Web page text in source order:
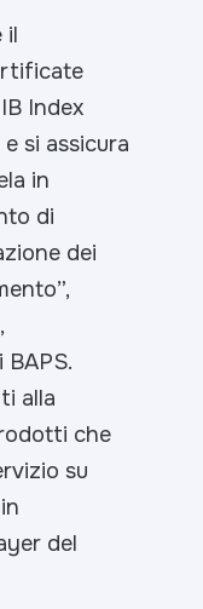
il
Index
si assicura
in
di
dei
”,
alla
che
su
del